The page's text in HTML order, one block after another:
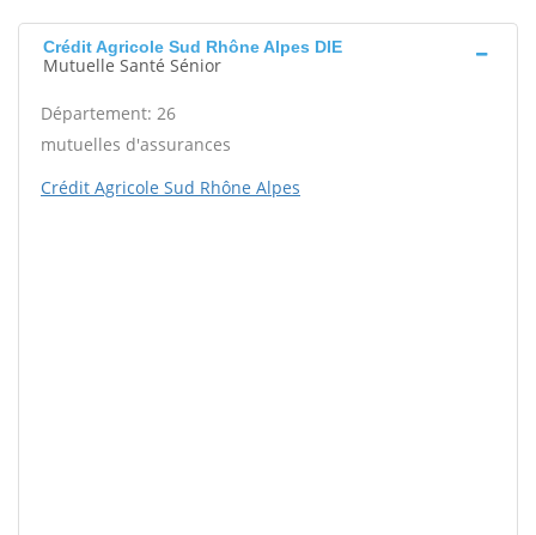
Crédit Agricole Sud Rhône Alpes DIE
Mutuelle Santé Sénior
Département: 26
mutuelles d'assurances
Crédit Agricole Sud Rhône Alpes